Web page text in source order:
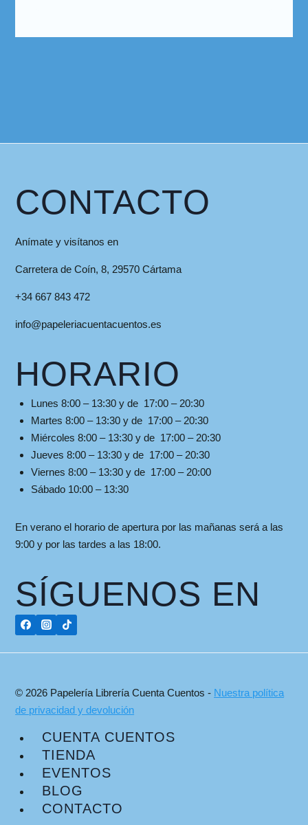
CONTACTO
Anímate y visítanos en
Carretera de Coín, 8, 29570 Cártama
+34 667 843 472
info@papeleriacuentacuentos.es
HORARIO
Lunes 8:00 – 13:30 y de 17:00 – 20:30
Martes 8:00 – 13:30 y de 17:00 – 20:30
Miércoles 8:00 – 13:30 y de 17:00 – 20:30
Jueves 8:00 – 13:30 y de 17:00 – 20:30
Viernes 8:00 – 13:30 y de 17:00 – 20:00
Sábado 10:00 – 13:30
En verano el horario de apertura por las mañanas será a las
9:00 y por las tardes a las 18:00.
SÍGUENOS EN
© 2026 Papelería Librería Cuenta Cuentos - Nuestra política
de privacidad y devolución
CUENTA CUENTOS
TIENDA
EVENTOS
BLOG
CONTACTO